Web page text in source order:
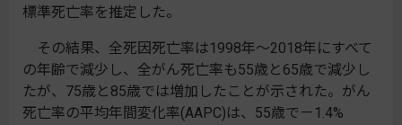
標準死亡率を推定した。
その結果、全死因死亡率は1998年～2018年にすべて
の年齢で減少し、全がん死亡率も55歳と65歳で減少し
たが、75歳と85歳では増加したことが示された。がん
死亡率の平均年間変化率(AAPC)は、55歳で－1.4%